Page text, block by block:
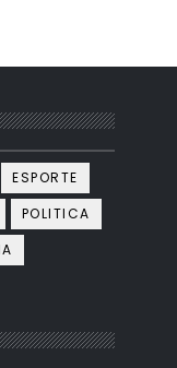
ESPORTE
POLITICA